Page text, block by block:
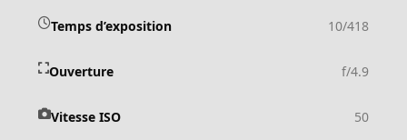
Temps d’exposition 10/418
Ouverture f/4.9
Vitesse ISO 50